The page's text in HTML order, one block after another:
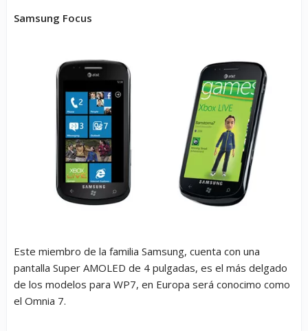
Samsung Focus
Este miembro de la familia Samsung, cuenta con una
pantalla Super AMOLED de 4 pulgadas, es el más delgado
de los modelos para WP7, en Europa será conocimo como
el Omnia 7.